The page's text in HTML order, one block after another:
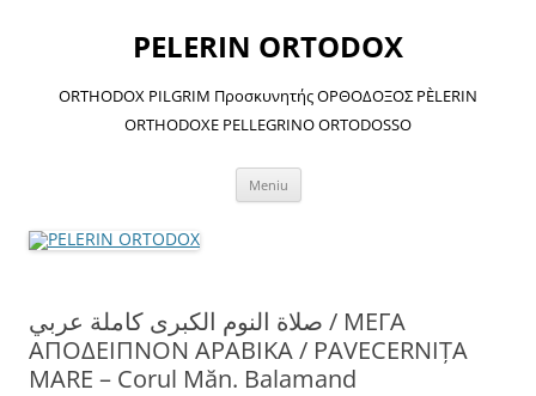
PELERIN ORTODOX
ORTHODOX PILGRIM Προσκυνητής ΟΡΘΟΔΟΞΟΣ PÈLERIN
ORTHODOXE PELLEGRINO ORTODOSSO
Meniu
صلاة النوم الكبرى كاملة عربي / ΜΕΓΑ
ΑΠΟΔΕΙΠΝΟΝ ΑΡΑΒΙΚΑ / PAVECERNIȚA
MARE – Corul Măn. Balamand